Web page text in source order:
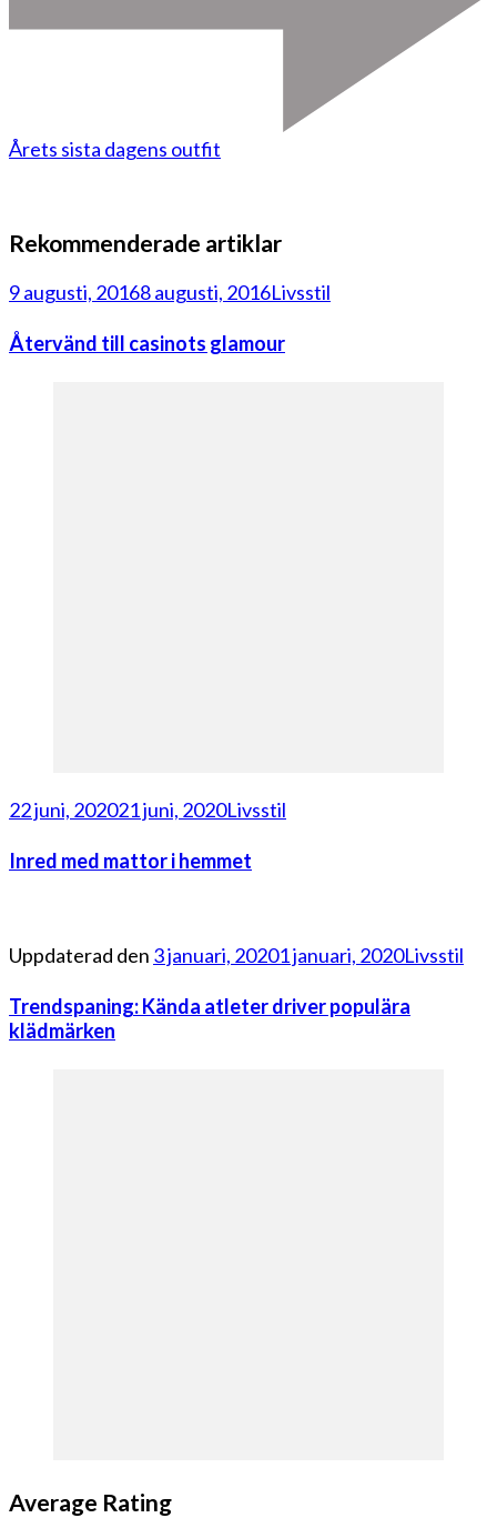
Årets sista dagens outfit
Rekommenderade artiklar
9 augusti, 20168 augusti, 2016Livsstil
Återvänd till casinots glamour
22 juni, 202021 juni, 2020Livsstil
Inred med mattor i hemmet
Uppdaterad den 3 januari, 20201 januari, 2020Livsstil
Trendspaning: Kända atleter driver populära
klädmärken
Average Rating